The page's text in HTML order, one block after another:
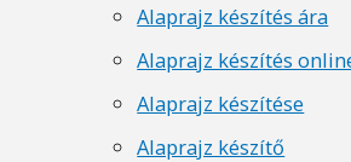
Alaprajz készítés ára
Alaprajz készítés
Alaprajz készítése
Alaprajz készítő